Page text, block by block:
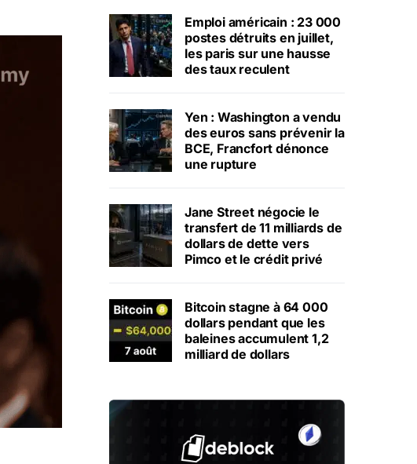
Emploi américain : 23 000
postes détruits en juillet,
les paris sur une hausse
des taux reculent
Yen : Washington a vendu
des euros sans prévenir la
BCE, Francfort dénonce
une rupture
Jane Street négocie le
transfert de 11 milliards de
dollars de dette vers
Pimco et le crédit privé
Bitcoin stagne à 64 000
dollars pendant que les
baleines accumulent 1,2
milliard de dollars